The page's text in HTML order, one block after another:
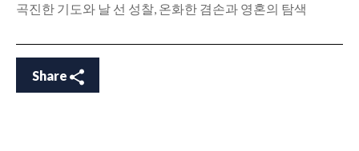
곡진한 기도와 날 선 성찰, 온화한 겸손과 영혼의 탐색
Share